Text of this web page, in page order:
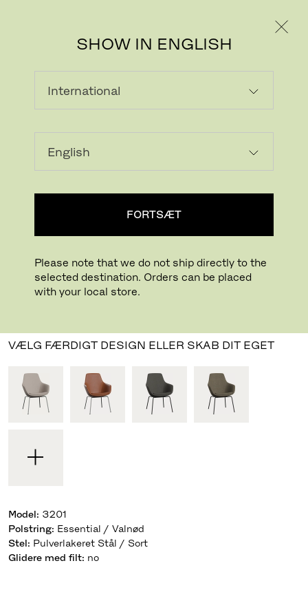
SHOW IN ENGLISH
FORTSÆT
Please note that we do not ship directly to the
selected destination. Orders can be placed
with your local store.
LILLE GIRAF™
VÆLG FÆRDIGT DESIGN ELLER SKAB DIT EGET
Model: 3201
Polstring: Essential / Valnød
Stel: Pulverlakeret Stål / Sort
Glidere med filt: no